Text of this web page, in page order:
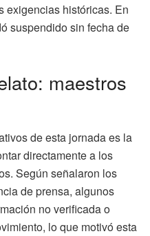
exigencias históricas. En
suspendido sin fecha de
maestros
de esta jornada es la
directamente a los
Según señalaron los
de prensa, algunos
no verificada o
lo que motivó esta